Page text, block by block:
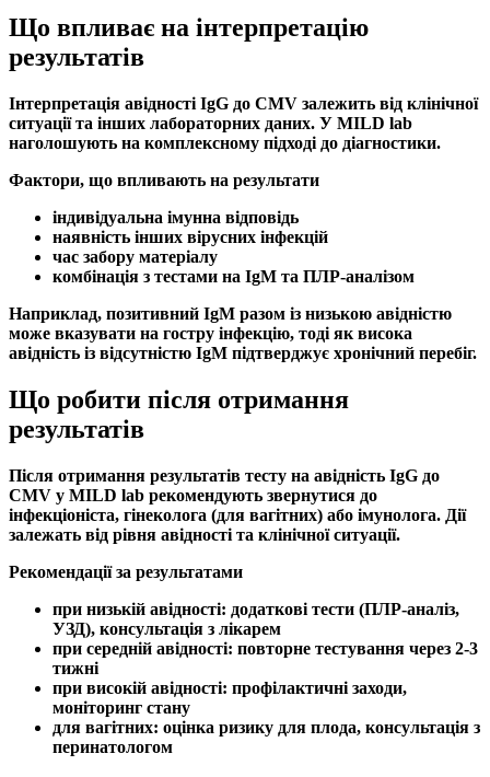
Що впливає на інтерпретацію
результатів
Інтерпретація авідності IgG до CMV залежить від клінічної
ситуації та інших лабораторних даних. У MILD lab
наголошують на комплексному підході до діагностики.
Фактори, що впливають на результати
індивідуальна імунна відповідь
наявність інших вірусних інфекцій
час забору матеріалу
комбінація з тестами на IgM та ПЛР-аналізом
Наприклад, позитивний IgM разом із низькою авідністю
може вказувати на гостру інфекцію, тоді як висока
авідність із відсутністю IgM підтверджує хронічний перебіг.
Що робити після отримання
результатів
Після отримання результатів тесту на авідність IgG до
CMV у MILD lab рекомендують звернутися до
інфекціоніста, гінеколога (для вагітних) або імунолога. Дії
залежать від рівня авідності та клінічної ситуації.
Рекомендації за результатами
при низькій авідності: додаткові тести (ПЛР-аналіз,
УЗД), консультація з лікарем
при середній авідності: повторне тестування через 2-3
тижні
при високій авідності: профілактичні заходи,
моніторинг стану
для вагітних: оцінка ризику для плода, консультація з
перинатологом